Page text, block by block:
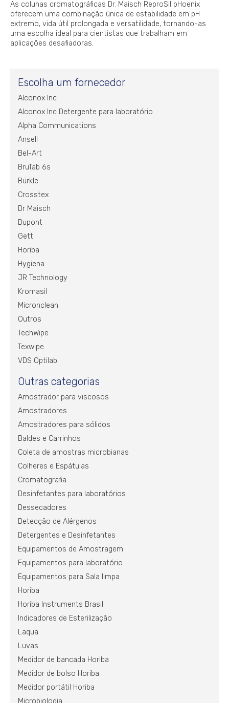
As colunas cromatográficas Dr. Maisch ReproSil pHoenix
oferecem uma combinação única de estabilidade em pH
extremo, vida útil prolongada e versatilidade, tornando-as
uma escolha ideal para cientistas que trabalham em
aplicações desafiadoras.
Escolha um fornecedor
Alconox Inc
Alconox Inc Detergente para laboratório
Alpha Communications
Ansell
Bel-Art
BruTab 6s
Bürkle
Crosstex
Dr Maisch
Dupont
Gett
Horiba
Hygiena
JR Technology
Kromasil
Micronclean
Outros
TechWipe
Texwipe
VDS Optilab
Outras categorias
Amostrador para viscosos
Amostradores
Amostradores para sólidos
Baldes e Carrinhos
Coleta de amostras microbianas
Colheres e Espátulas
Cromatografia
Desinfetantes para laboratórios
Dessecadores
Detecção de Alérgenos
Detergentes e Desinfetantes
Equipamentos de Amostragem
Equipamentos para laboratório
Equipamentos para Sala limpa
Horiba
Horiba Instruments Brasil
Indicadores de Esterilização
Laqua
Luvas
Medidor de bancada Horiba
Medidor de bolso Horiba
Medidor portátil Horiba
Microbiologia